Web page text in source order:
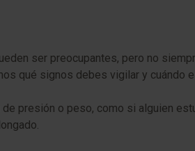
ser preocupantes, pero no
qué signos debes vigilar y cuándo
de presión o peso, como si alguien